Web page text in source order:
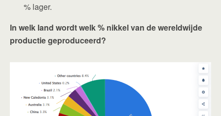
% lager.
In welk land wordt welk % nikkel van de wereldwijde
productie geproduceerd?